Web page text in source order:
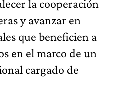
la cooperación
y avanzar en
que beneficien a
en el marco de un
cargado de